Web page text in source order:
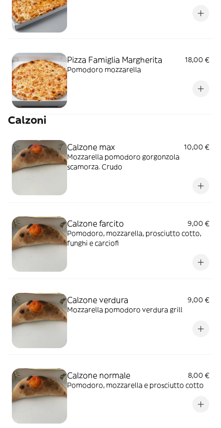
Pizza Famiglia Margherita
18,00 €
Pomodoro mozzarella
Calzoni
Calzone max
10,00 €
Mozzarella pomodoro gorgonzola
scamorza. Crudo
Calzone farcito
9,00 €
Pomodoro, mozzarella, prosciutto cotto,
funghi e carciofi
Calzone verdura
9,00 €
Mozzarella pomodoro verdura grill
Calzone normale
8,00 €
Pomodoro, mozzarella e prosciutto cotto